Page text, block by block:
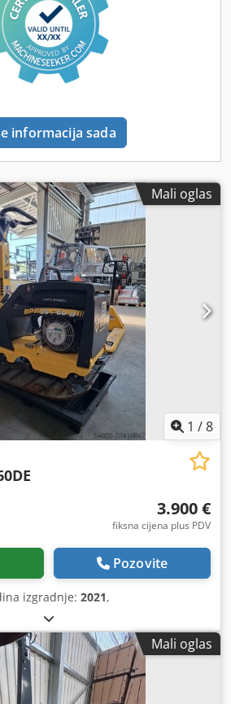
informacija sada
Mali oglas
1 /8
3.900 €
fiksna cijena plus PDV
Pozovite
izgradnje: 2021,
Mali oglas